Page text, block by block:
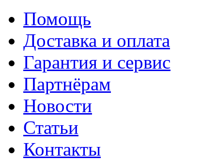
Помощь
Доставка и оплата
Гарантия и сервис
Партнёрам
Новости
Статьи
Контакты